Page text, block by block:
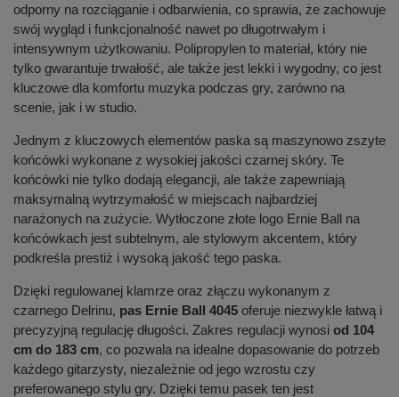
odporny na rozciąganie i odbarwienia, co sprawia, że zachowuje
swój wygląd i funkcjonalność nawet po długotrwałym i
intensywnym użytkowaniu. Polipropylen to materiał, który nie
tylko gwarantuje trwałość, ale także jest lekki i wygodny, co jest
kluczowe dla komfortu muzyka podczas gry, zarówno na
scenie, jak i w studio.
Jednym z kluczowych elementów paska są maszynowo zszyte
końcówki wykonane z wysokiej jakości czarnej skóry. Te
końcówki nie tylko dodają elegancji, ale także zapewniają
maksymalną wytrzymałość w miejscach najbardziej
narażonych na zużycie. Wytłoczone złote logo Ernie Ball na
końcówkach jest subtelnym, ale stylowym akcentem, który
podkreśla prestiż i wysoką jakość tego paska.
Dzięki regulowanej klamrze oraz złączu wykonanym z
czarnego Delrinu, pas Ernie Ball 4045 oferuje niezwykle łatwą i
precyzyjną regulację długości. Zakres regulacji wynosi od 104
cm do 183 cm, co pozwala na idealne dopasowanie do potrzeb
każdego gitarzysty, niezależnie od jego wzrostu czy
preferowanego stylu gry. Dzięki temu pasek ten jest